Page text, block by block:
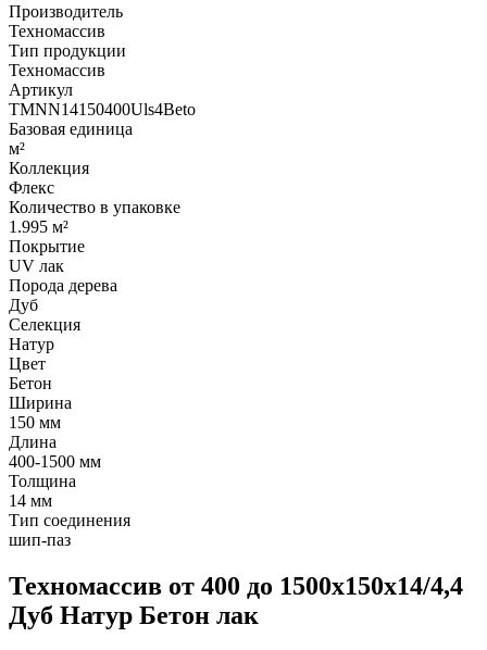
Производитель
Техномассив
Тип продукции
Техномассив
Артикул
TMNN14150400Uls4Beto
Базовая единица
м²
Коллекция
Флекс
Количество в упаковке
1.995 м²
Покрытие
UV лак
Порода дерева
Дуб
Селекция
Натур
Цвет
Бетон
Ширина
150 мм
Длина
400-1500 мм
Толщина
14 мм
Тип соединения
шип-паз
Техномассив от 400 до 1500х150х14/4,4
Дуб Натур Бетон лак